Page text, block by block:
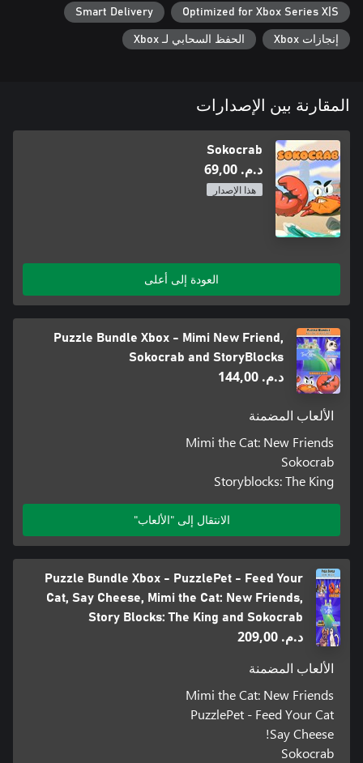
Optimized for Xbox Series X|S
Smart Delivery
إنجازات Xbox الحفظ السحابي لـ Xbox
المقارنة بين الإصدارات
Sokocrab
د.م.‏ 69,00
هذا الإصدار
العودة إلى أعلى
Puzzle Bundle Xbox - Mimi New Friend,
Sokocrab and StoryBlocks
د.م.‏ 144,00
الألعاب المضمنة
Mimi the Cat: New Friends
Sokocrab
Storyblocks: The King
الانتقال إلى "الألعاب"
Puzzle Bundle Xbox - PuzzlePet - Feed Your
Cat, Say Cheese, Mimi the Cat: New Friends,
Story Blocks: The King and Sokocrab
د.م.‏ 209,00
الألعاب المضمنة
Mimi the Cat: New Friends
PuzzlePet - Feed Your Cat
Say Cheese!
Sokocrab